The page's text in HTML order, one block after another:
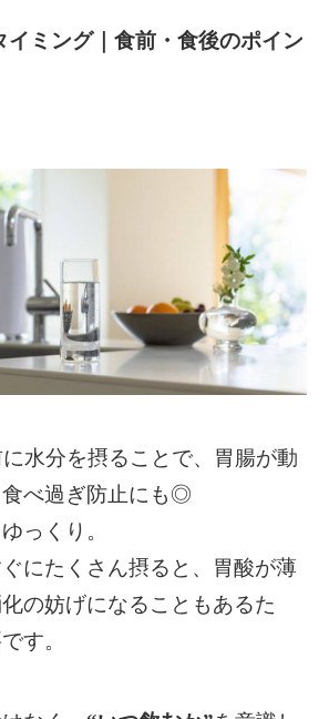
イミング｜食前・食後のポイン
水分を摂ることで、胃腸が動
食べ過ぎ防止にも◎
っくり。
にたくさん摂ると、胃酸が薄
の妨げになることもあるた
す。